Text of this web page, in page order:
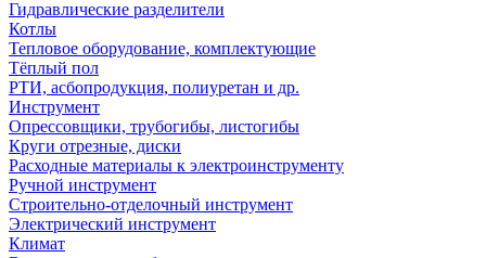
Гидравлические разделители
Котлы
Тепловое оборудование, комплектующие
Тёплый пол
РТИ, асбопродукция, полиуретан и др.
Инструмент
Опрессовщики, трубогибы, листогибы
Круги отрезные, диски
Расходные материалы к электроинструменту
Ручной инструмент
Строительно-отделочный инструмент
Электрический инструмент
Климат